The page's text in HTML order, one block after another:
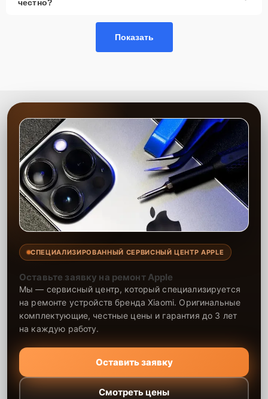
честно?
Показать
СПЕЦИАЛИЗИРОВАННЫЙ СЕРВИСНЫЙ ЦЕНТР APPLE
Оставьте заявку на ремонт Apple
Мы — сервисный центр, который специализируется
на ремонте устройств бренда Xiaomi. Оригинальные
комплектующие, честные цены и гарантия до 3 лет
на каждую работу.
Оставить заявку
Смотреть цены